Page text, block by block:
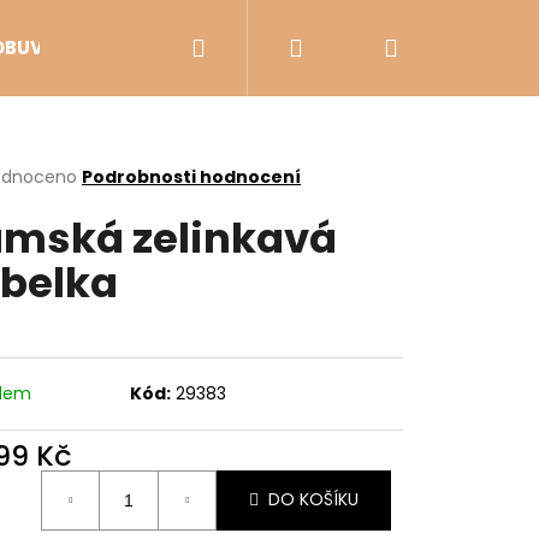
VÝPRODEJ Přihlášení
Podrobnosti hodnocení
zelinkavá
Kód: 29383
Kč
DO KOŠÍKU